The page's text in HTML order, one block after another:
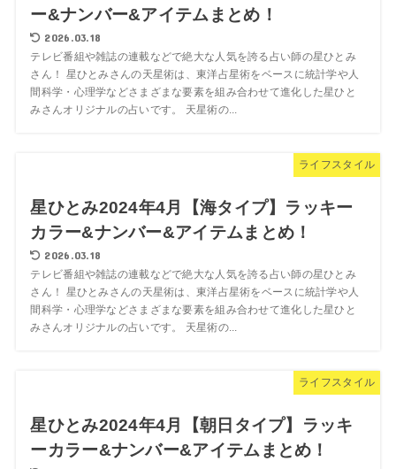
ー&ナンバー&アイテムまとめ！
2026.03.18
テレビ番組や雑誌の連載などで絶大な人気を誇る占い師の星ひとみ
さん！ 星ひとみさんの天星術は、東洋占星術をベースに統計学や人
間科学・心理学などさまざまな要素を組み合わせて進化した星ひと
みさんオリジナルの占いです。 天星術の...
ライフスタイル
星ひとみ2024年4月【海タイプ】ラッキー
カラー&ナンバー&アイテムまとめ！
2026.03.18
テレビ番組や雑誌の連載などで絶大な人気を誇る占い師の星ひとみ
さん！ 星ひとみさんの天星術は、東洋占星術をベースに統計学や人
間科学・心理学などさまざまな要素を組み合わせて進化した星ひと
みさんオリジナルの占いです。 天星術の...
ライフスタイル
星ひとみ2024年4月【朝日タイプ】ラッキ
ーカラー&ナンバー&アイテムまとめ！